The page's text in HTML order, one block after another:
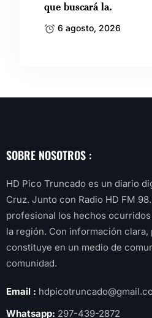
que buscará la.
6 agosto, 2026
SOBRE NOSOTROS :
HD Pico Truncado es un diario
Cruz. Junto con Radio HD FM
profesional los hechos
la región. Con información clara,
constituye en un medio de
comunidad.
Email :
Whatsapp: 297-439-2872